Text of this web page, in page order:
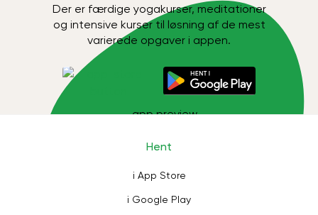
Der er færdige yogakurser, meditationer
og intensive kurser til løsning af de mest
varierede opgaver i appen.
Hent
i App Store
i Google Play